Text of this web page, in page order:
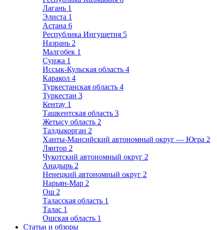
Лагань 1
Элиста 1
Астана 6
Республика Ингушетия 5
Назрань 2
Малгобек 1
Сунжа 1
Иссык-Кульская область 4
Каракол 4
Туркестанская область 4
Туркестан 3
Кентау 1
Ташкентская область 3
Жетысу область 2
Талдыкорган 2
Ханты-Мансийский автономный округ — Югра 2
Лянтор 2
Чукотский автономный округ 2
Анадырь 2
Ненецкий автономный округ 2
Нарьян-Мар 2
Ош 2
Таласская область 1
Талас 1
Ошская область 1
Статьи и обзоры